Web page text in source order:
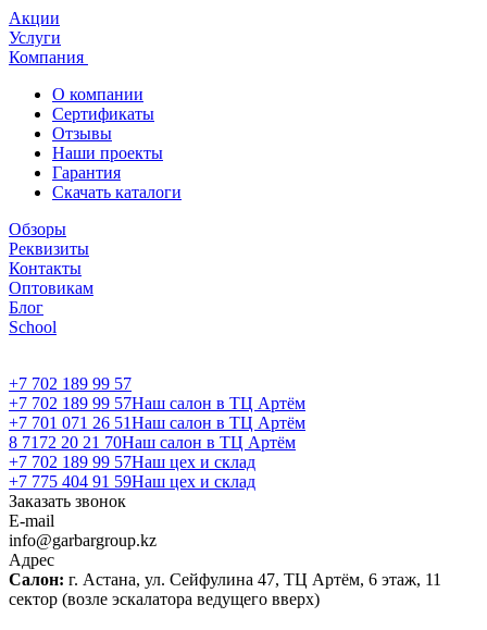
Акции
Услуги
Компания
О компании
Сертификаты
Отзывы
Наши проекты
Гарантия
Скачать каталоги
Обзоры
Реквизиты
Контакты
Оптовикам
Блог
School
+7 702 189 99 57
+7 702 189 99 57Наш салон в ТЦ Артём
+7 701 071 26 51Наш салон в ТЦ Артём
8 7172 20 21 70Наш салон в ТЦ Артём
+7 702 189 99 57Наш цех и склад
+7 775 404 91 59Наш цех и склад
Заказать звонок
E-mail
info@garbargroup.kz
Адрес
Салон: г. Астана, ул. Сейфулина 47, ТЦ Артём, 6 этаж, 11
сектор (возле эскалатора ведущего вверх)